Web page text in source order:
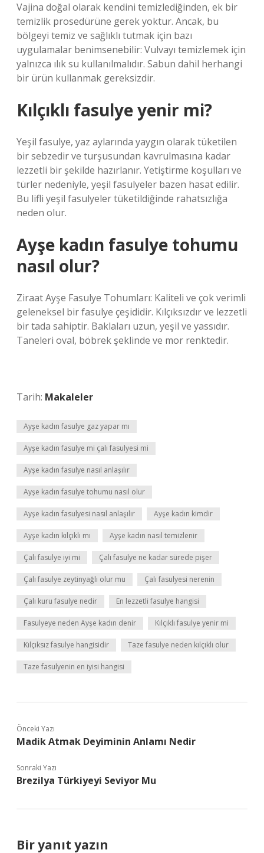
Vajina doğal olarak kendini temizlediğinden, ek bir
temizlik prosedürüne gerek yoktur. Ancak, bu
bölgeyi temiz ve sağlıklı tutmak için bazı
uygulamalar benimsenebilir: Vulvayı temizlemek için
yalnızca ılık su kullanılmalıdır. Sabun dahil herhangi
bir ürün kullanmak gereksizdir.
Kılçıklı fasulye yenir mi?
Yeşil fasulye, yaz aylarında yaygın olarak tüketilen
bir sebzedir ve turşusundan kavrulmasına kadar
lezzetli bir şekilde hazırlanır. Yetiştirme koşulları ve
türler nedeniyle, yeşil fasulyeler bazen hasat edilir.
Bu lifli yeşil fasulyeler tüketildiğinde rahatsızlığa
neden olur.
Ayşe kadın fasulye tohumu
nasıl olur?
Ziraat Ayşe Fasulye Tohumları: Kaliteli ve çok verimli
geleneksel bir fasulye çeşididir. Kılçıksızdır ve lezzetli
bir tada sahiptir. Baklaları uzun, yeşil ve yassıdır.
Taneleri oval, böbrek şeklinde ve mor renktedir.
Tarih: Makaleler
Ayşe kadın fasulye gaz yapar mı
Ayşe kadın fasulye mi çalı fasulyesi mi
Ayşe kadın fasulye nasıl anlaşılır
Ayşe kadın fasulye tohumu nasıl olur
Ayşe kadın fasulyesi nasıl anlaşılır Ayşe kadın kimdir
Ayşe kadın kılçıklı mı Ayşe kadın nasıl temizlenir
Çalı fasulye iyi mi Çalı fasulye ne kadar sürede pişer
Çalı fasulye zeytinyağlı olur mu Çalı fasulyesi nerenin
Çalı kuru fasulye nedir En lezzetli fasulye hangisi
Fasulyeye neden Ayşe kadın denir Kılçıklı fasulye yenir mi
Kılçıksız fasulye hangisidir Taze fasulye neden kılçıklı olur
Taze fasulyenin en iyisi hangisi
Önceki Yazı
Madik Atmak Deyiminin Anlamı Nedir
Sonraki Yazı
Brezilya Türkiyeyi Seviyor Mu
Bir yanıt yazın